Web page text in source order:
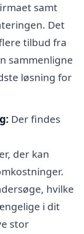
samt
Det
tilbud fra
sammenligne
løsning for
Der findes
der kan
hvilke
i dit
stor